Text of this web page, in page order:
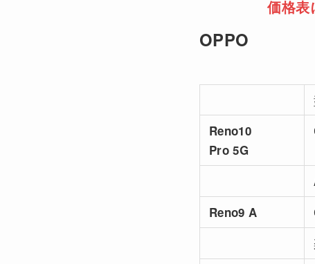
価格表
OPPO
Reno10
Pro 5G
Reno9 A